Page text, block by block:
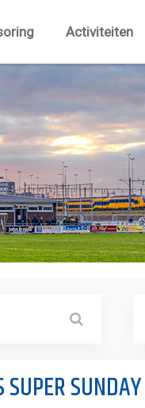
Activiteiten
SUPER SUNDAY